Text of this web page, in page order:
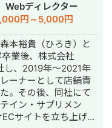
Webディレクター
円～5,000円
本裕貴（ひろき）と
業後、株式会社
し、2019年〜2021年
ーナーとして店舗責
。その後、同社にて
イン・サプリメン
サイトを立ち上げ、